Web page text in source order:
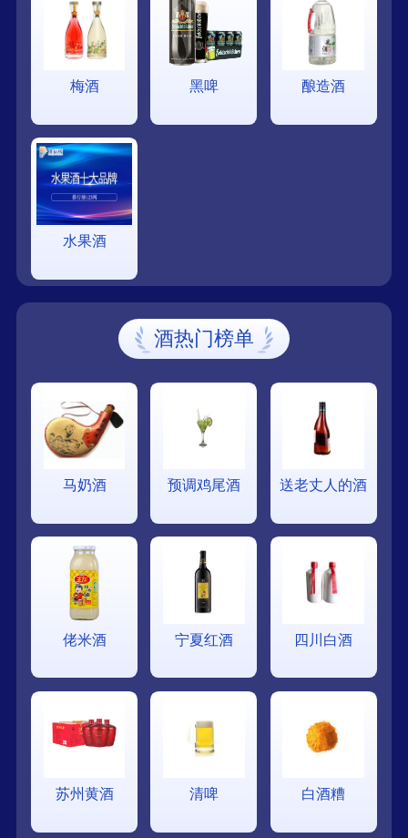
梅酒 黑啤 酿造酒
水果酒
酒热门榜单
马奶酒 预调鸡尾酒 送老丈人的酒
佬米酒 宁夏红酒 四川白酒
苏州黄酒 清啤 白酒糟